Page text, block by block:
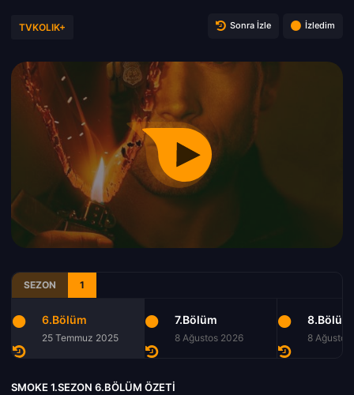
TVKOLIK+ Sonra İzle İzledim
SEZON 1
6.Bölüm
25 Temmuz 2025
7.Bölüm
8 Ağustos 2026
8.Bölüm
8 Ağustos
SMOKE 1.SEZON 6.BÖLÜM ÖZETI